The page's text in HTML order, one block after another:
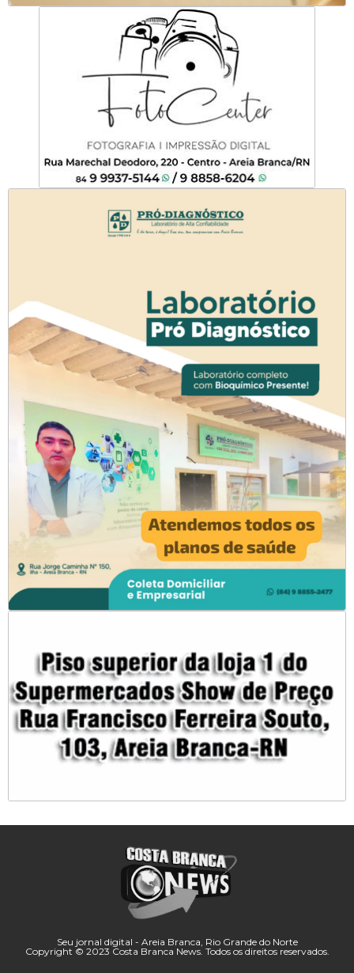
Seu jornal digital - Areia Branca, Rio Grande do Norte
Copyright © 2023 Costa Branca News. Todos os direitos reservados.